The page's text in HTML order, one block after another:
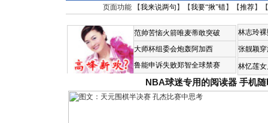
页面功能 【我来说两句 】【我要“揪”错】【推荐】
范帅苦恼火箭唯麦蒂敢突破
大师杯组委会炮轰阿加西
鲁能申诉失败郑智全球禁赛
林志玲
张靓颖
林忆莲
NBA球迷专用的阅读器 手机